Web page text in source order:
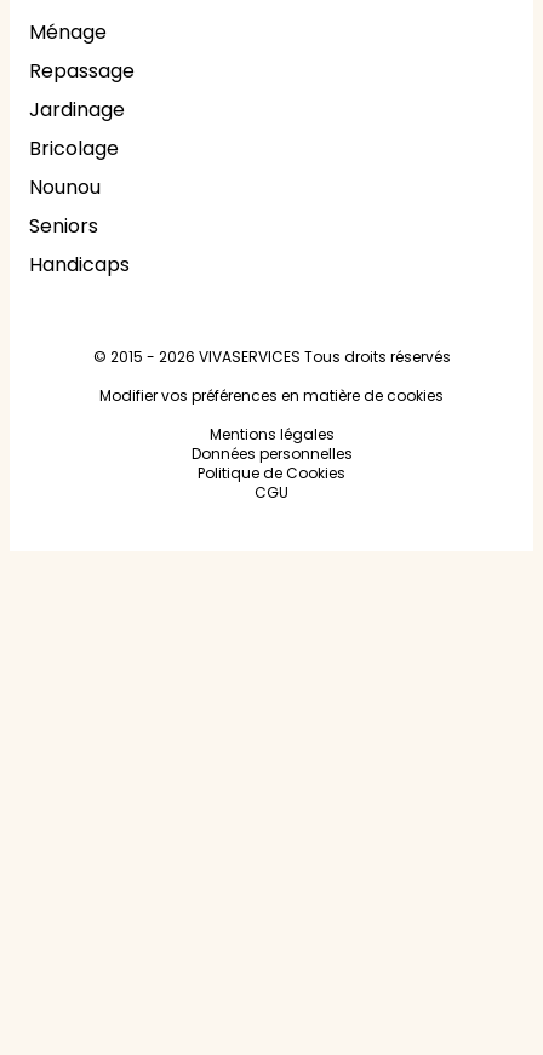
Ménage
Repassage
Jardinage
Bricolage
Nounou
Seniors
Handicaps
© 2015 - 2026 VIVASERVICES Tous droits réservés
Modifier vos préférences en matière de cookies
Mentions légales
Données personnelles
Politique de Cookies
CGU